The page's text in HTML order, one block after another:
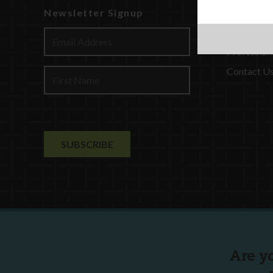
Newsletter Signup
Contact Us
Are